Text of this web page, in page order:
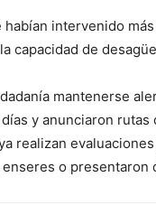
intervenido
capacidad de
mantenerse
y anunciaron rutas
realizan
o presentaron